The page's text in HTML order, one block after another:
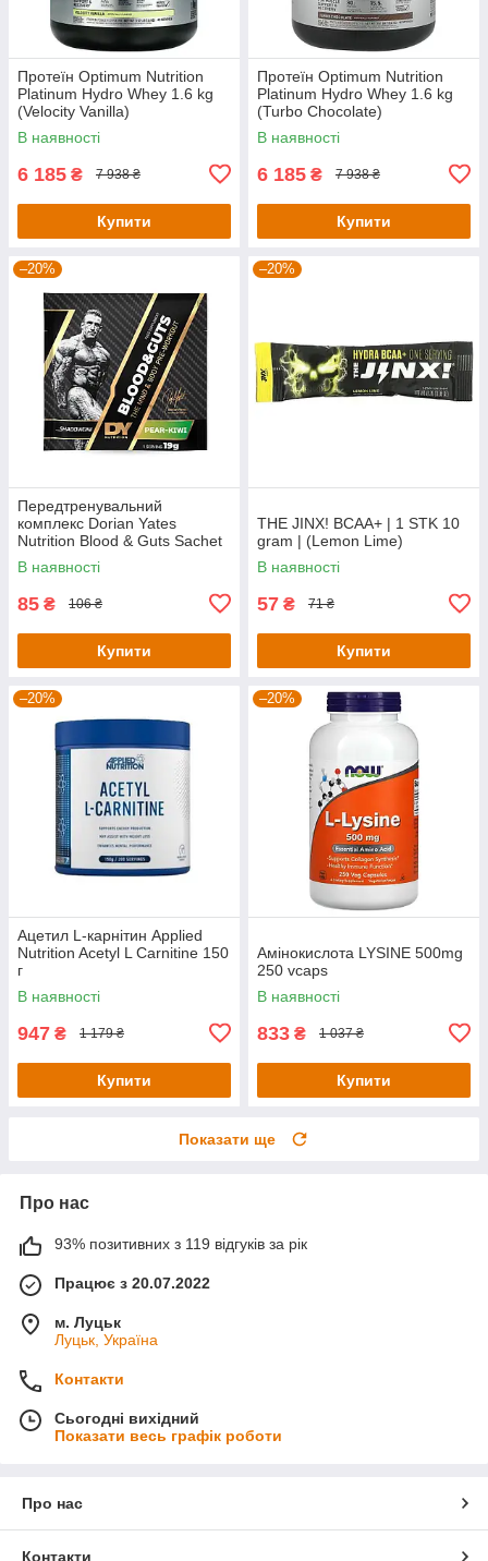
Протеїн Optimum Nutrition
Platinum Hydro Whey 1.6 kg
(Velocity Vanilla)
В наявності
6 185 ₴ 7 938 ₴
Купити
Протеїн Optimum Nutrition
Platinum Hydro Whey 1.6 kg
(Turbo Chocolate)
В наявності
6 185 ₴ 7 938 ₴
Купити
–20%
Передтренувальний
комплекс Dorian Yates
Nutrition Blood & Guts Sachet
— 19 g (Pear Kiwi)
В наявності
85 ₴ 106 ₴
Купити
–20%
THE JINX! BCAA+ | 1 STK 10
gram | (Lemon Lime)
В наявності
57 ₴ 71 ₴
Купити
–20%
Ацетил L-карнітин Applied
Nutrition Acetyl L Carnitine 150
г
В наявності
947 ₴ 1 179 ₴
Купити
–20%
Амінокислота LYSINE 500mg
250 vcaps
В наявності
833 ₴ 1 037 ₴
Купити
Показати ще
Про нас
93% позитивних з 119 відгуків за рік
Працює з 20.07.2022
м. Луцьк
Луцьк, Україна
Контакти
Сьогодні вихідний
Показати весь графік роботи
Про нас
Контакти